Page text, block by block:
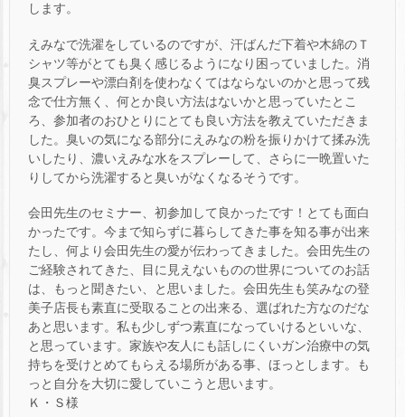
します。
えみなで洗濯をしているのですが、汗ばんだ下着や木綿のＴ
シャツ等がとても臭く感じるようになり困っていました。消
臭スプレーや漂白剤を使わなくてはならないのかと思って残
念で仕方無く、何とか良い方法はないかと思っていたとこ
ろ、参加者のおひとりにとても良い方法を教えていただきま
した。臭いの気になる部分にえみなの粉を振りかけて揉み洗
いしたり、濃いえみな水をスプレーして、さらに一晩置いた
りしてから洗濯すると臭いがなくなるそうです。
会田先生のセミナー、初参加して良かったです！とても面白
かったです。今まで知らずに暮らしてきた事を知る事が出来
たし、何より会田先生の愛が伝わってきました。会田先生の
ご経験されてきた、目に見えないものの世界についてのお話
は、もっと聞きたい、と思いました。会田先生も笑みなの登
美子店長も素直に受取ることの出来る、選ばれた方なのだな
あと思います。私も少しずつ素直になっていけるといいな、
と思っています。家族や友人にも話しにくいガン治療中の気
持ちを受けとめてもらえる場所がある事、ほっとします。も
っと自分を大切に愛していこうと思います。
Ｋ・Ｓ様